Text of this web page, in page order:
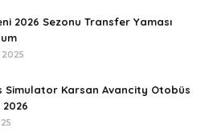
2026 Sezonu Transfer Yaması
2025
Simulator Karsan Avancity Otobüs